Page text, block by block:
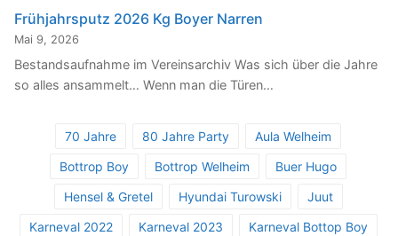
Frühjahrsputz 2026 Kg Boyer Narren
Mai 9, 2026
Bestandsaufnahme im Vereinsarchiv Was sich über die Jahre
so alles ansammelt… Wenn man die Türen…
70 Jahre 80 Jahre Party
Aula Welheim
Bottrop Boy
Bottrop Welheim
Buer Hugo
Hensel & Gretel
Hyundai Turowski
Juut
Karneval 2022
Karneval 2023
Karneval Bottop Boy